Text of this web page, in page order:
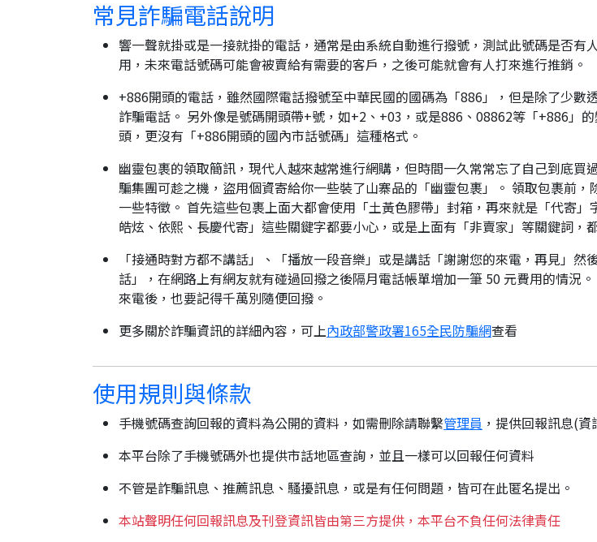
常見詐騙電話說明
響一聲就掛或是一接就掛的電話，通常是由系統自動進行撥號，測試此號碼是否
用，未來電話號碼可能會被賣給有需要的客戶，之後可能就會有人打來進行推銷。
+886開頭的電話，雖然國際電話撥號至中華民國的國碼為「886」，但是除了少
詐騙電話。 另外像是號碼開頭帶+號，如+2、+03，或是886、08862等「+886」
頭，更沒有「+886開頭的國內市話號碼」這種格式。
幽靈包裹的領取簡訊，現代人越來越常進行網購，但時間一久常常忘了自己到底
騙集團可趁之機，盜用個資寄給你一些裝了山寨品的「幽靈包裹」。 領取包裹前
一些特徵。 首先這些包裹上面大都會使用「土黃色膠帶」封箱，再來就是「代寄
皓炫、依熙、長慶代寄」這些關鍵字都要小心，或是上面有「非賣家」等關鍵詞，
「接通時對方都不講話」、「播放一段音樂」或是講話「謝謝您的來電，再見」
話」，在網路上有網友就有碰過回撥之後隔月電話帳單增加一筆 50 元費用的情況
來電後，也要記得千萬別隨便回撥。
更多關於詐騙資訊的詳細內容，可上內政部警政署165全民防騙網查看
使用規則與條款
手機號碼查詢回報的資料為公開的資料，如需刪除請聯繫管理員 ，提供回報訊息(
本平台除了手機號碼外也提供市話地區查詢，並且一樣可以回報任何資料
不管是詐騙訊息、推薦訊息、騷擾訊息，或是有任何問題，皆可在此匿名提出。
本站聲明任何回報訊息及刊登資訊皆由第三方提供，本平台不負任何法律責任